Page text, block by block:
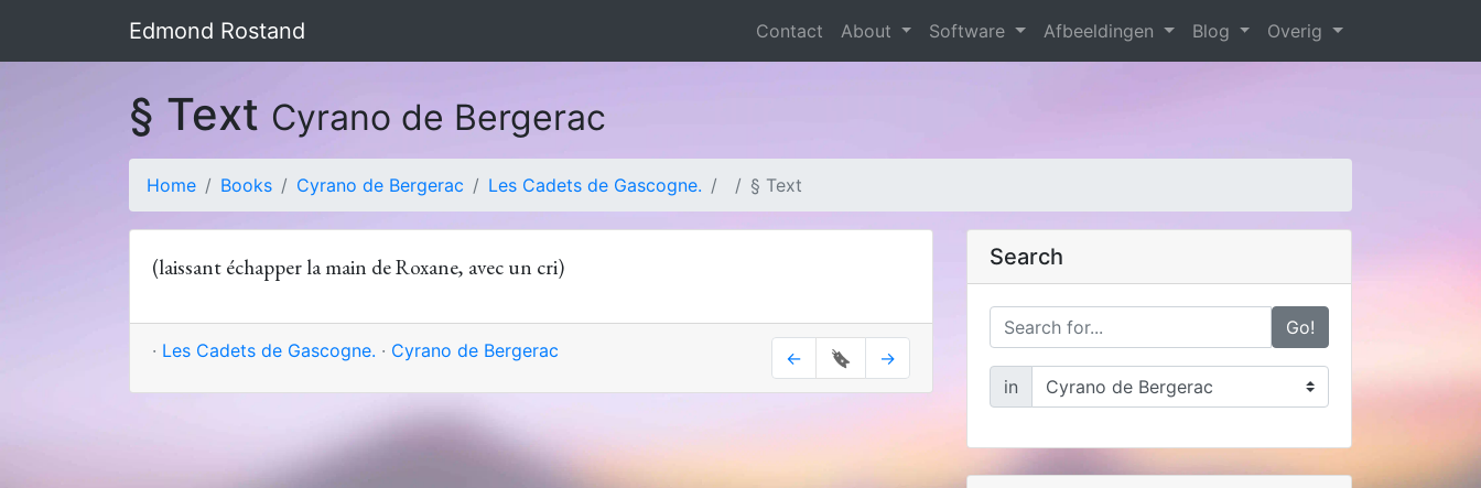
Edmond Rostand Contact About Software Afbeeldingen Blog Overig
§ Text Cyrano de Bergerac
Home Books Cyrano de Bergerac Les Cadets de Gascogne. § Text
(laissant échapper la main de Roxane, avec un cri)
· Les Cadets de Gascogne. · Cyrano de Bergerac ← 🔖 →
Search
Go!
in